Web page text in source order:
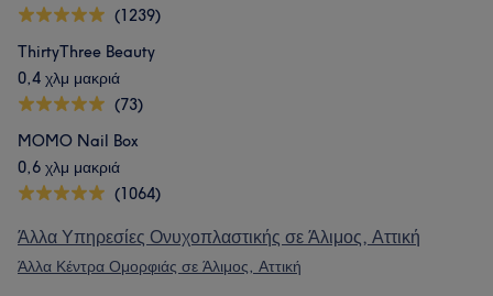
(1239)
ThirtyThree Beauty
0,4 χλμ μακριά
(73)
MOMO Nail Box
0,6 χλμ μακριά
(1064)
Άλλα Υπηρεσίες Ονυχοπλαστικής σε Άλιμος, Αττική
Άλλα Κέντρα Ομορφιάς σε Άλιμος, Αττική